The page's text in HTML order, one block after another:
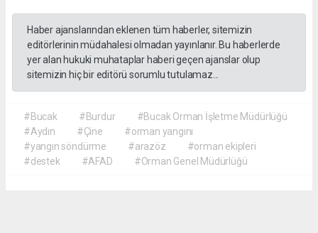
Haber ajanslarından eklenen tüm haberler, sitemizin
editörlerinin müdahalesi olmadan yayınlanır. Bu haberlerde
yer alan hukuki muhataplar haberi geçen ajanslar olup
sitemizin hiç bir editörü sorumlu tutulamaz...
#Bucak #Burdur
#Bucak Orman İşletme Müdürlüğü
#Aydın
#Çine
#orman yangını
#yangın söndürme
#arazöz
#orman ekipleri
#destek
#AFAD #Orman Genel Müdürlüğü